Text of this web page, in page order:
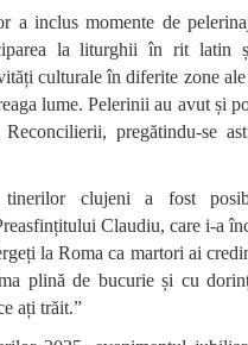
a inclus momente de
la liturghii în rit latin
culturale în diferite zone
lume. Pelerinii au avut și
Reconcilierii, pregătindu-se
tinerilor clujeni a fost
Claudiu, care i-a
la Roma ca martori ai
plină de bucurie și cu
ați trăit.”